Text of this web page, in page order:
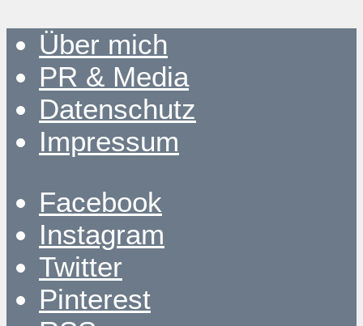
Über mich
PR & Media
Datenschutz
Impressum
Facebook
Instagram
Twitter
Pinterest